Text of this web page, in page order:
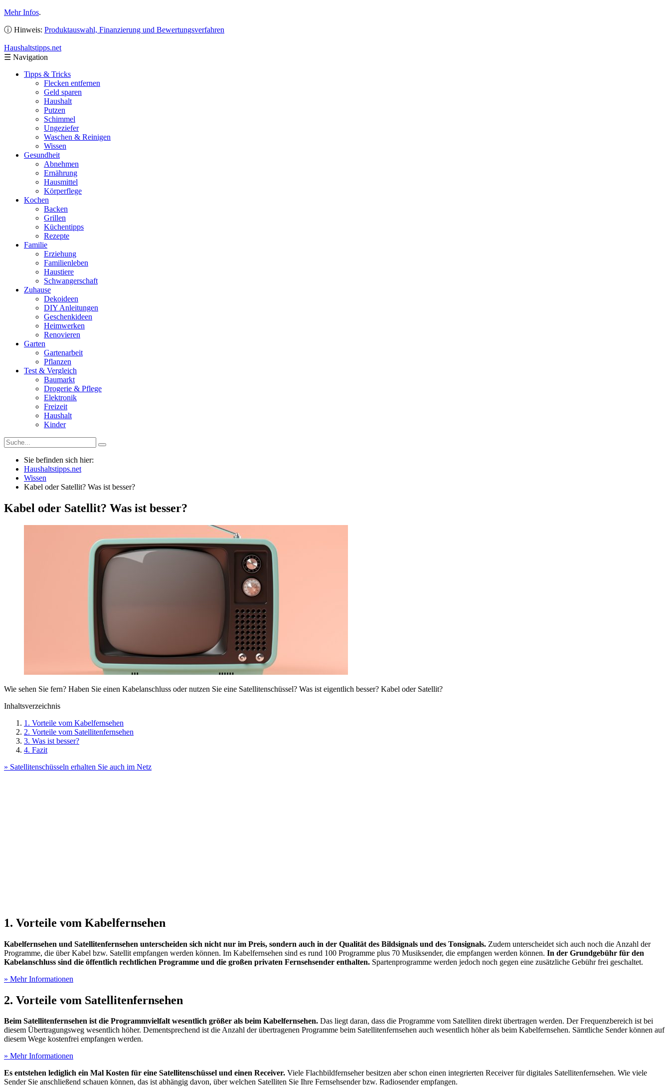
Mehr Infos.
ⓘ Hinweis: Produktauswahl, Finanzierung und Bewertungsverfahren
Haushaltstipps.net
☰ Navigation
Tipps & Tricks
Flecken entfernen
Geld sparen
Haushalt
Putzen
Schimmel
Ungeziefer
Waschen & Reinigen
Wissen
Gesundheit
Abnehmen
Ernährung
Hausmittel
Körperflege
Kochen
Backen
Grillen
Küchentipps
Rezepte
Familie
Erziehung
Familienleben
Haustiere
Schwangerschaft
Zuhause
Dekoideen
DIY Anleitungen
Geschenkideen
Heimwerken
Renovieren
Garten
Gartenarbeit
Pflanzen
Test & Vergleich
Baumarkt
Drogerie & Pflege
Elektronik
Freizeit
Haushalt
Kinder
Sie befinden sich hier:
Haushaltstipps.net
Wissen
Kabel oder Satellit? Was ist besser?
Kabel oder Satellit? Was ist besser?
Wie sehen Sie fern? Haben Sie einen Kabelanschluss oder nutzen Sie eine Satellitenschüssel? Was ist eigentlich besser? Kabel oder Satellit?
Inhaltsverzeichnis
1. Vorteile vom Kabelfernsehen
2. Vorteile vom Satellitenfernsehen
3. Was ist besser?
4. Fazit
» Satellitenschüsseln erhalten Sie auch im Netz
1. Vorteile vom Kabelfernsehen
Kabelfernsehen und Satellitenfernsehen unterscheiden sich nicht nur im Preis, sondern auch in der Qualität des Bildsignals und des Tonsignals. Zudem unterscheidet sich auch noch die Anzahl der
Programme, die über Kabel bzw. Satellit empfangen werden können. Im Kabelfernsehen sind es rund 100 Programme plus 70 Musiksender, die empfangen werden können. In der Grundgebühr für den
Kabelanschluss sind die öffentlich rechtlichen Programme und die großen privaten Fernsehsender enthalten. Spartenprogramme werden jedoch noch gegen eine zusätzliche Gebühr frei geschaltet.
» Mehr Informationen
2. Vorteile vom Satellitenfernsehen
Beim Satellitenfernsehen ist die Programmvielfalt wesentlich größer als beim Kabelfernsehen. Das liegt daran, dass die Programme vom Satelliten direkt übertragen werden. Der Frequenzbereich ist bei
diesem Übertragungsweg wesentlich höher. Dementsprechend ist die Anzahl der übertragenen Programme beim Satellitenfernsehen auch wesentlich höher als beim Kabelfernsehen. Sämtliche Sender können auf
diesem Wege kostenfrei empfangen werden.
» Mehr Informationen
Es entstehen lediglich ein Mal Kosten für eine Satellitenschüssel und einen Receiver. Viele Flachbildfernseher besitzen aber schon einen integrierten Receiver für digitales Satellitenfernsehen. Wie viele
Sender Sie anschließend schauen können, das ist abhängig davon, über welchen Satelliten Sie Ihre Fernsehsender bzw. Radiosender empfangen.